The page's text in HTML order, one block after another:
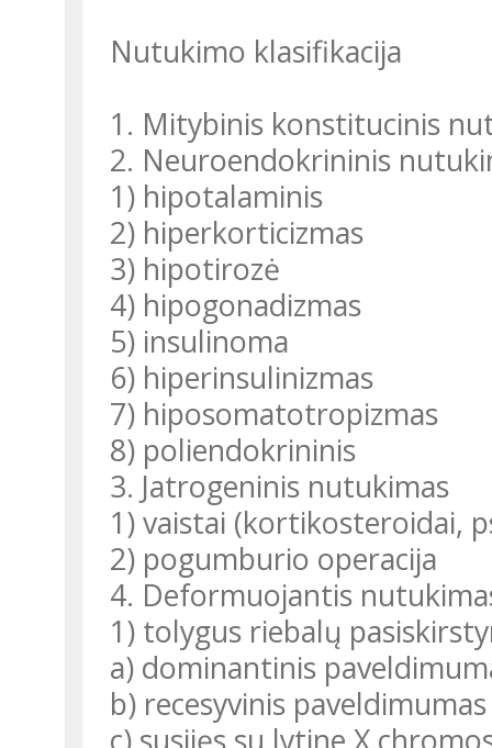
Nutukimo klasifikacija
1. Mitybinis konstitucinis
2. Neuroendokrininis
1) hipotalaminis
2) hiperkorticizmas
3) hipotirozė
4) hipogonadizmas
5) insulinoma
6) hiperinsulinizmas
7) hiposomatotropizmas
8) poliendokrininis
3. Jatrogeninis nutukimas
1) vaistai (kortikosteroidai,
2) pogumburio operacija
4. Deformuojantis
1) tolygus riebalų
a) dominantinis
b) recesyvinis paveldimumas
c) susijęs su lytine X